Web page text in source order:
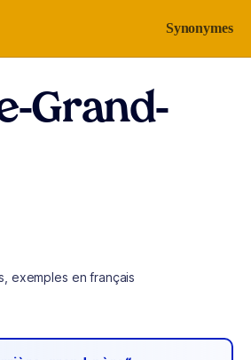
Synonymes
Grand-
exemples en français